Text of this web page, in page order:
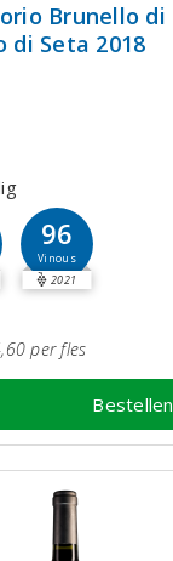
Brunello di
di Seta 2018
96
Vinous
2021
per fles
Bestellen